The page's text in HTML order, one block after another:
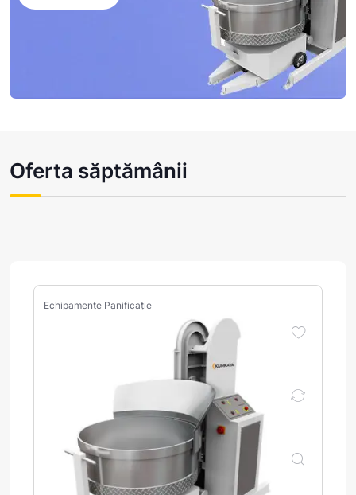
Oferta săptămânii
Echipamente Panificație